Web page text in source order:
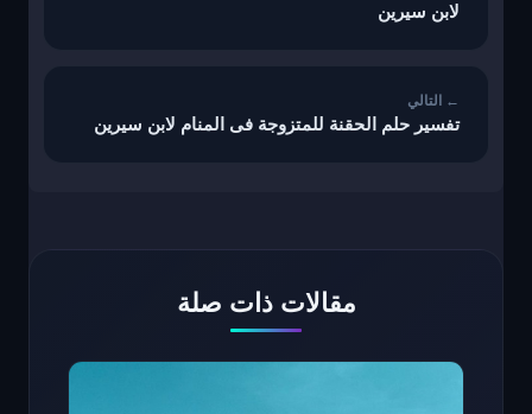
لابن سيرين
تفسير حلم الحقنة للمتزوجة فى المنام لابن سيرين
مقالات ذات صلة